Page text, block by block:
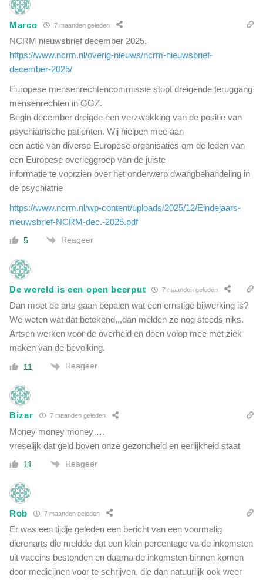
Marco 7 maanden geleden
NCRM nieuwsbrief december 2025.
https://www.ncrm.nl/overig-nieuws/ncrm-nieuwsbrief-
december-2025/
Europese mensenrechtencommissie stopt dreigende teruggang
mensenrechten in GGZ.
Begin december dreigde een verzwakking van de positie van
psychiatrische patienten. Wij hielpen mee aan
een actie van diverse Europese organisaties om de leden van
een Europese overleggroep van de juiste
informatie te voorzien over het onderwerp dwangbehandeling in
de psychiatrie
https://www.ncrm.nl/wp-content/uploads/2025/12/Eindejaars-
nieuwsbrief-NCRM-dec.-2025.pdf
5 Reageer
De wereld is een open beerput 7 maanden geleden
Dan moet de arts gaan bepalen wat een ernstige bijwerking is?
We weten wat dat betekend,,,dan melden ze nog steeds niks.
Artsen werken voor de overheid en doen volop mee met ziek
maken van de bevolking.
11 Reageer
Bizar 7 maanden geleden
Money money money….
vreselijk dat geld boven onze gezondheid en eerlijkheid staat
11 Reageer
Rob 7 maanden geleden
Er was een tijdje geleden een bericht van een voormalig
dierenarts die meldde dat een klein percentage va de inkomsten
uit vaccins bestonden en daarna de inkomsten binnen komen
door medicijnen voor te schrijven, die dan natuurlijk ook weer